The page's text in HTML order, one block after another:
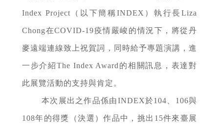
Index Project（以下簡稱INDEX）執行長Liza
Chong在COVID-19疫情嚴峻的情況下，將從丹
麥遠端連線致上祝賀詞，同時給予專題演講，進
一步介紹The Index Award的相關訊息，表達對
此展覽活動的支持與肯定。
本次展出之作品係由INDEX於104、106與
108年的得獎（決選）作品中，挑出15件來臺展